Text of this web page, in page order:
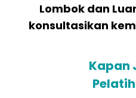
Lombok dan
konsultasikan
Kapan